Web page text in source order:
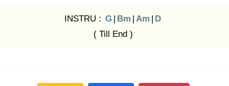
INSTRU : G | Bm | Am | D
( Till End )